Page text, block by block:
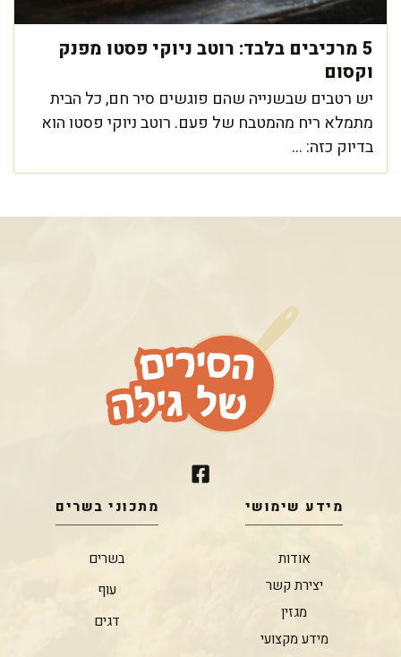
5 מרכיבים בלבד: רוטב ניוקי פסטו מפנק
וקסום
יש רטבים שבשנייה שהם פוגשים סיר חם, כל הבית
מתמלא ריח מהמטבח של פעם. רוטב ניוקי פסטו הוא
בדיוק כזה: ...
מידע שימושי
אודות
יצירת קשר
מגזין
מידע מקצועי
מתכוני בשרים
בשרים
עוף
דגים